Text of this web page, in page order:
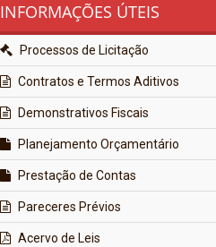
INFORMAÇÕES ÚTEIS
Processos de Licitação
Contratos e Termos Aditivos
Demonstrativos Fiscais
Planejamento Orçamentário
Prestação de Contas
Pareceres Prévios
Acervo de Leis